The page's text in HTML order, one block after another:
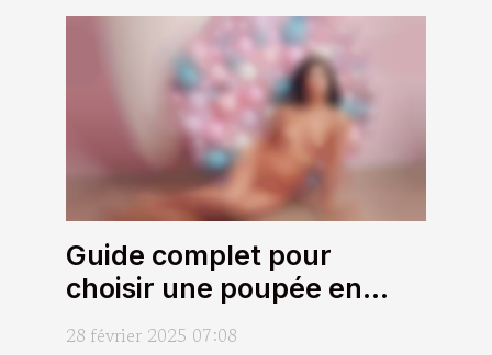
Guide complet pour
choisir une poupée en
silicone personnalisable
28 février 2025 07:08